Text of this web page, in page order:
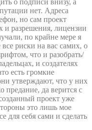
о подписи внизу, а
нет. Адреса
но сам проект
и разрешения, лицензии
по крайне мере я
риски на вас самих, о
что и разобрать/
и создателях
есть громкие
утверждают, что у них
да верится с
проект уже
это лишь мое
для себя сами и сделать